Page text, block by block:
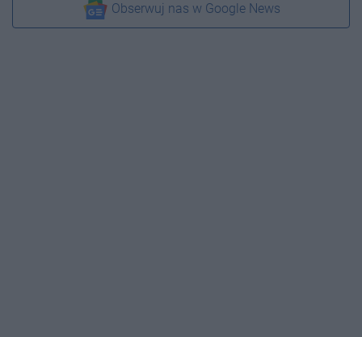
Obserwuj nas w Google News